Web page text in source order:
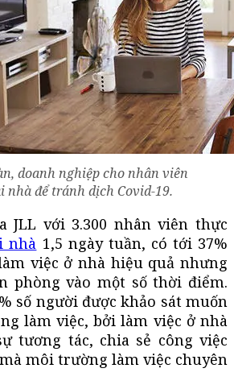
doanh nghiệp cho nhân viên
nhà để tránh dịch Covid-19.
JLL với 3.300 nhân viên thực
nhà 1,5 ngày tuần, có tới 37%
việc ở nhà hiệu quả nhưng
phòng vào một số thời điểm.
số người được khảo sát muốn
làm việc, bởi làm việc ở nhà
tương tác, chia sẻ công việc
môi trường làm việc chuyên